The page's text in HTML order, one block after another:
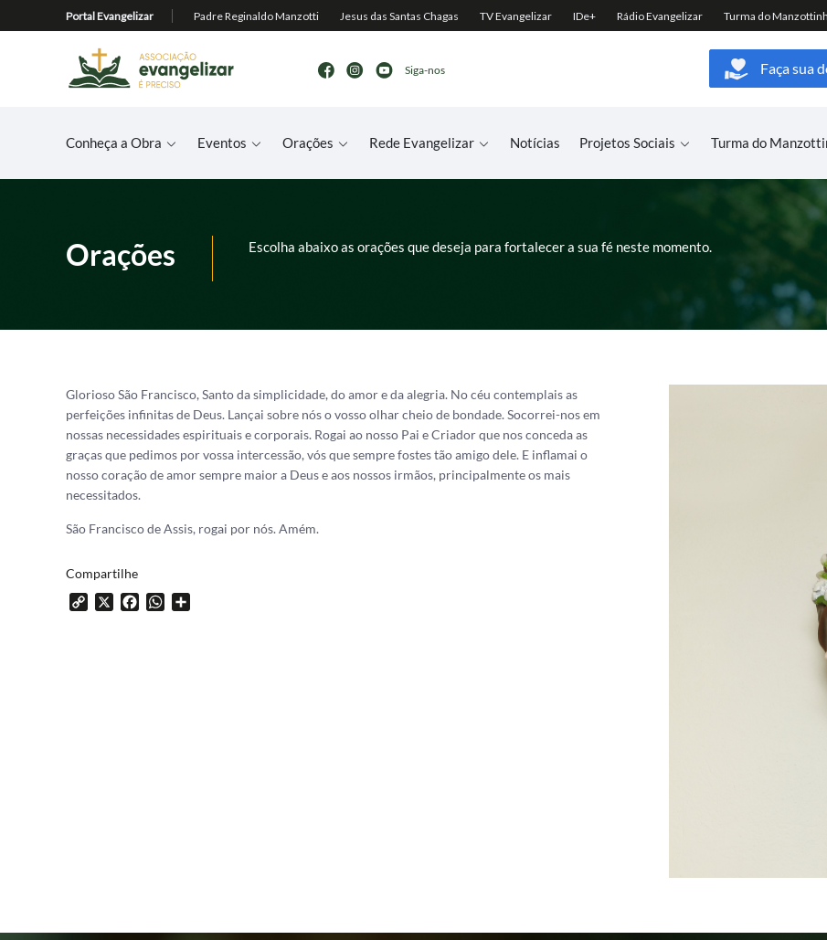
Siga-nos Faça sua
Conheça a Obra Eventos Orações Rede Evangelizar Notícias Projetos Sociais Turma do
Orações Escolha abaixo as orações que deseja para fortalecer a sua fé neste momento.
Glorioso São Francisco, Santo da simplicidade, do amor e da alegria. No céu contemplais as
perfeições infinitas de Deus. Lançai sobre nós o vosso olhar cheio de bondade. Socorrei-nos em
nossas necessidades espirituais e corporais. Rogai ao nosso Pai e Criador que nos conceda as
graças que pedimos por vossa intercessão, vós que sempre fostes tão amigo dele. E inflamai o
nosso coração de amor sempre maior a Deus e aos nossos irmãos, principalmente os mais
necessitados.
São Francisco de Assis, rogai por nós. Amém.
Compartilhe
Copy
FacebookWhatsApp